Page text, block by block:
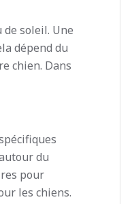
soleil. Une
dépend du
chien. Dans
du
pour
les chiens.